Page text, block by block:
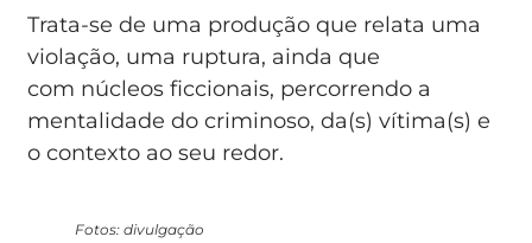
Trata-se de uma produção que relata uma
violação, uma ruptura, ainda que
com núcleos ficcionais, percorrendo a
mentalidade do criminoso, da(s) vítima(s) e
o contexto ao seu redor.
Fotos: divulgação